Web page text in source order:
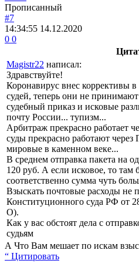
Прописанный
#7
14:34:55 14.12.2020
0 0
Magistr22 написал:
Здравствуйте!
Коронавирус внес коррективы
судей, теперь они не
судебный приказ и исковые
почту России... тупизм...
Арбитраж прекрасно работает
суды прекрасно работают через
мировые в каменном веке...
В среднем отправка пакета на
120 руб. А если исковое, то там
соответственно сумма чуть
Взыскать почтовые расходы не
Конституционного суда РФ от
О).
Как у вас обстоят дела с
судьям
А Что Вам мешает по искам
“ Цитировать